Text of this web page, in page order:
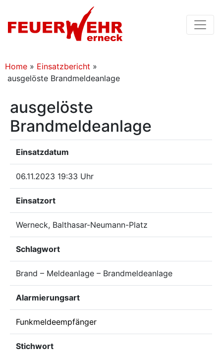
Home » Einsatzbericht »
ausgelöste Brandmeldeanlage
ausgelöste
Brandmeldeanlage
Einsatzdatum
06.11.2023 19:33 Uhr
Einsatzort
Werneck, Balthasar-Neumann-Platz
Schlagwort
Brand – Meldeanlage – Brandmeldeanlage
Alarmierungsart
Funkmeldeempfänger
Stichwort